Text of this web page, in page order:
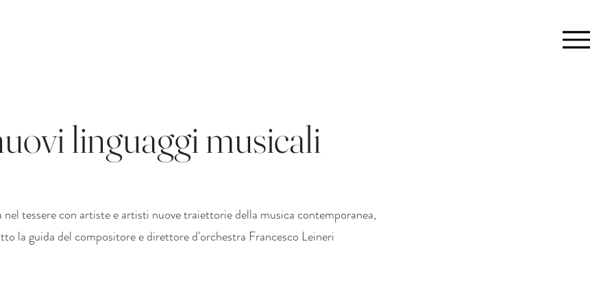
linguaggi musicali
nel tessere con artiste e artisti nuove traiettorie della musica contemporanea,
la guida del compositore e direttore d'orchestra Francesco Leineri